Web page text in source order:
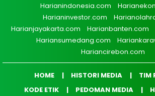
Harianindonesia.com
Harianinvestor.com
Harianjayakarta.com
Harianbanten.com
Hariansumedang.com
Hariancirebon.com
HOME HISTORI MEDIA
TIM
KODE ETIK
PEDOMAN MEDIA